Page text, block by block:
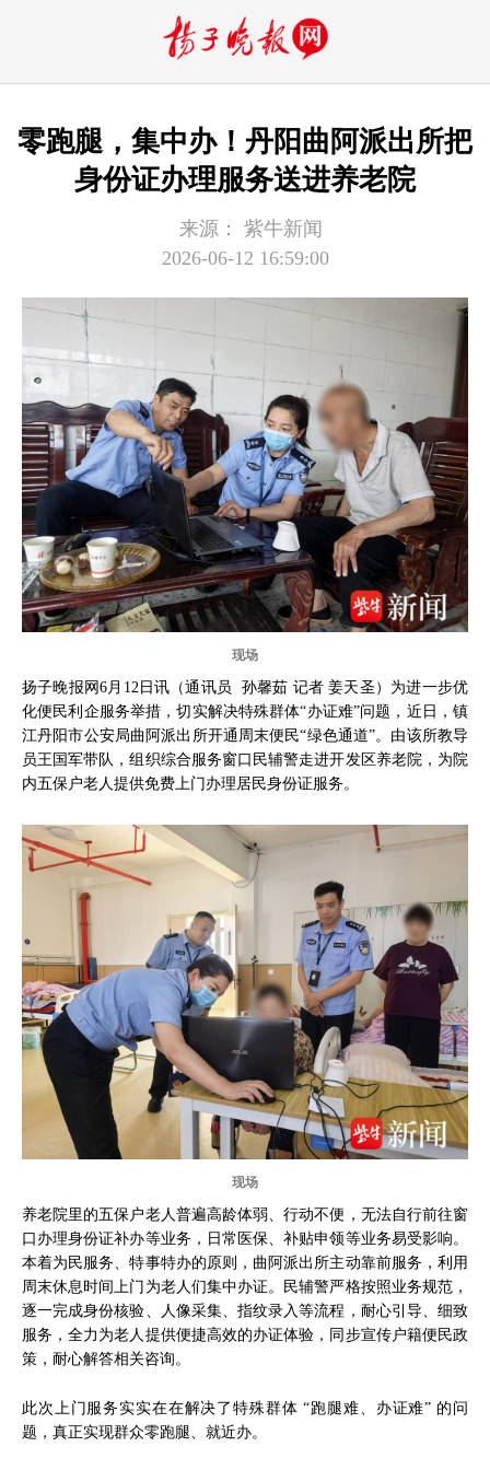
零跑腿，集中办！丹阳曲阿派出所把
身份证办理服务送进养老院
来源：
紫牛新闻
2026-06-12 16:59:00
现场
扬子晚报网6月12日讯（通讯员 孙馨茹 记者 姜天圣）为进一步优
化便民利企服务举措，切实解决特殊群体“办证难”问题，近日，镇
江丹阳市公安局曲阿派出所开通周末便民“绿色通道”。由该所教导
员王国军带队，组织综合服务窗口民辅警走进开发区养老院，为院
内五保户老人提供免费上门办理居民身份证服务。
现场
养老院里的五保户老人普遍高龄体弱、行动不便，无法自行前往窗
口办理身份证补办等业务，日常医保、补贴申领等业务易受影响。
本着为民服务、特事特办的原则，曲阿派出所主动靠前服务，利用
周末休息时间上门为老人们集中办证。民辅警严格按照业务规范，
逐一完成身份核验、人像采集、指纹录入等流程，耐心引导、细致
服务，全力为老人提供便捷高效的办证体验，同步宣传户籍便民政
策，耐心解答相关咨询。
此次上门服务实实在在解决了特殊群体 “跑腿难、办证难” 的问
题，真正实现群众零跑腿、就近办。